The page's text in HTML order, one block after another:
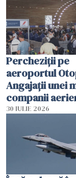
Percheziții pe
aeroportul
Angajații unei
companii
parfumuri,
vânzării
30 IULIE 2026